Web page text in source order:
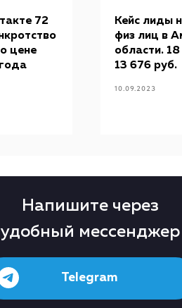
72
цене
Кейс лиды
физ лиц в
области.
13 676 руб.
10.09.2023
Напишите через
удобный мессенджер
Telegram